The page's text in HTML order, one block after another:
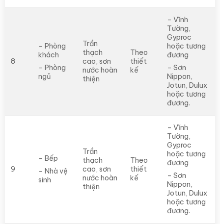
8
– Phòng
khách
– Phòng
ngủ
Trần
thạch
cao, sơn
nước hoàn
thiện
Theo
thiết
kế
– Vĩnh
Tường,
Gyproc
hoặc tương
đương
– Sơn
Nippon,
Jotun, Dulux
hoặc tương
đương.
9
– Bếp
– Nhà vệ
sinh
Trần
thạch
cao, sơn
nước hoàn
thiện
Theo
thiết
kế
– Vĩnh
Tường,
Gyproc
hoặc tương
đương
– Sơn
Nippon,
Jotun, Dulux
hoặc tương
đương.